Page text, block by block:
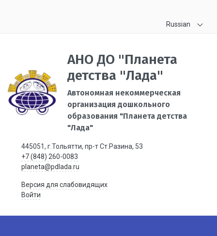
Russian
АНО ДО "Планета
детства "Лада"
Автономная некоммерческая
организация дошкольного
образования "Планета детства
"Лада"
445051, г.Тольятти, пр-т Ст.Разина, 53
+7 (848) 260-0083
planeta@pdlada.ru
Версия для слабовидящих
Войти